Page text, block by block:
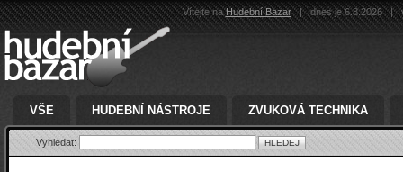
Vítejte naHudební Bazar | dnes je 6.8.2026 |
VŠE HUDEBNÍ NÁSTROJE ZVUKOVÁ TECHNIKA
Vyhledat: